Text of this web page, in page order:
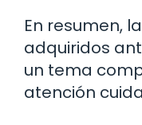
En resumen,
adquiridos
un tema
atención